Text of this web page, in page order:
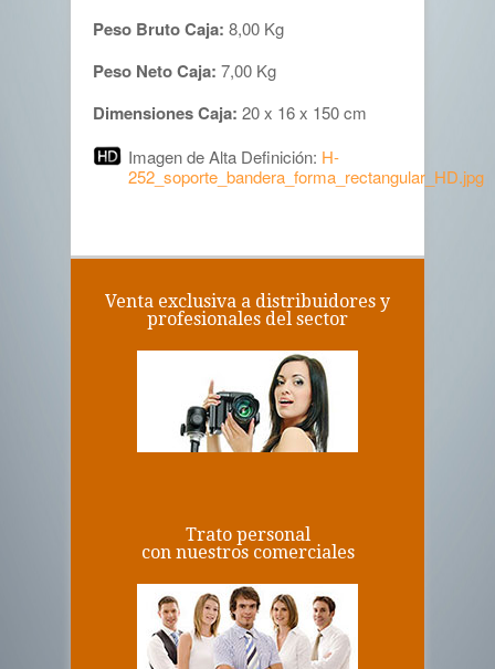
Peso Bruto Caja: 8,00 Kg
Peso Neto Caja: 7,00 Kg
Dimensiones Caja: 20 x 16 x 150 cm
Imagen de Alta Definición: H-
252_soporte_bandera_forma_rectangular_HD.jpg
Venta exclusiva a distribuidores y
profesionales del sector
Trato personal
con nuestros comerciales